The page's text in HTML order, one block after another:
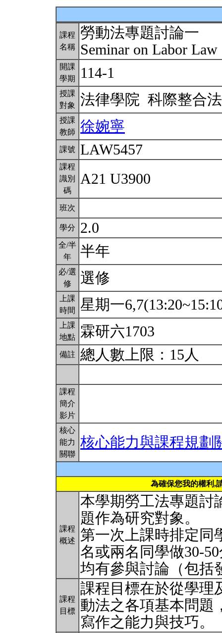
課程
名稱
勞動法專題討論一
Seminar on Labor
開課
學期
114-1
授課
對象
法律學院 科際整合
授課
教師
徐婉寧
課號 LAW5457
課程
識別
碼
A21 U3900
班次
學分 2.0
全/半
年
半年
必/選
修
選修
上課
時間
星期一
上課
地點
霖研六1703
備註 總人數上限：15人
課程
簡介
影片
核心
能力
關聯
核心能力與課程規劃
為確保您我的權利,
課程
概述
本學期勞工法專題討
題作為研究對象。
第一次上課時排定同
名或兩名同學做30-
均有參與討論（包
課程
目標
課程目標在於從學理
動法之各項基本問題
寫作之能力與技巧。